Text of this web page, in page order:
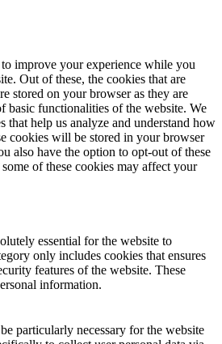
improve your experience while you
Out of these, the cookies that are
stored on your browser as they are
basic functionalities of the website. We
that help us analyze and understand how
cookies will be stored in your browser
also have the option to opt-out of these
of these cookies may affect your
essential for the website to
only includes cookies that ensures
features of the website. These
information.
particularly necessary for the website